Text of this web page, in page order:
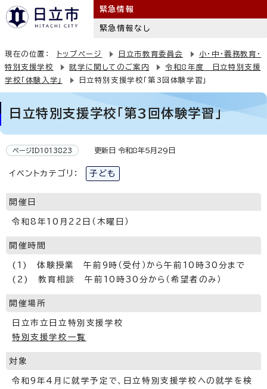
緊急情報
緊急情報なし
現在の位置： トップページ 日立市教育委員会
小・中・義務教育・
特別支援学校
就学に関してのご案内
令和8年度 日立特別支援
学校「体験入学」
日立特別支援学校「第3回体験学習」
日立特別支援学校「第3回体験学習」
ページID1013823 更新日 令和8年5月29日
イベントカテゴリ： 子ども
開催日
令和8年10月22日（木曜日）
開催時間
(1) 体験授業 午前9時（受付）から午前10時30分まで
(2) 教育相談 午前10時30分から（希望者のみ）
開催場所
日立市立日立特別支援学校
特別支援学校一覧
対象
令和9年4月に就学予定で、日立特別支援学校への就学を検